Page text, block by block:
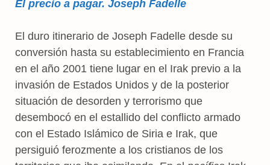
El precio a pagar. Joseph Fadelle
El duro itinerario de Joseph Fadelle desde su
conversión hasta su establecimiento en Francia
en el año 2001 tiene lugar en el Irak previo a la
invasión de Estados Unidos y de la posterior
situación de desorden y terrorismo que
desembocó en el estallido del conflicto armado
con el Estado Islámico de Siria e Irak, que
persiguió ferozmente a los cristianos de los